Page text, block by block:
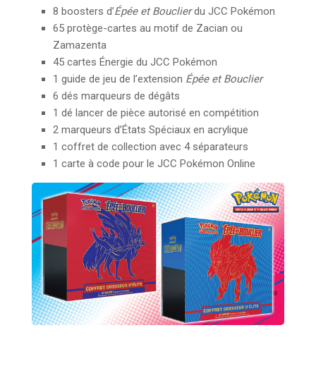
8 boosters d’Épée et Bouclierdu JCC Pokémon
65 protège-cartes au motif de Zacian ou
Zamazenta
45 cartes Énergie du JCC Pokémon
1 guide de jeu de l’extension Épée et Bouclier
6 dés marqueurs de dégâts
1 dé lancer de pièce autorisé en compétition
2 marqueurs d’États Spéciaux en acrylique
1 coffret de collection avec 4 séparateurs
1 carte à code pour le JCC Pokémon Online